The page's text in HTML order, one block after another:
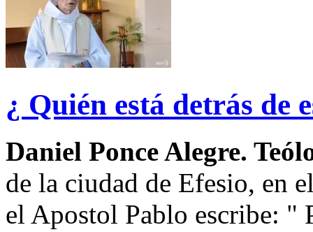
¿ Quién está detrás de
Daniel Ponce Alegre.
de la ciudad de Efesio, en
el Apostol Pablo escribe: "